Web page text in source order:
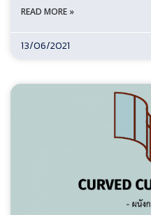
READ MORE »
13/06/2021